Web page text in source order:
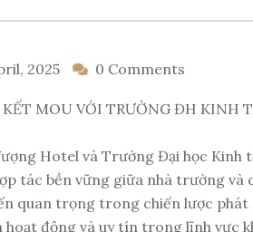
2025 0 Comments
MOU VỚI TRƯỜNG ĐH KINH
Hotel và Trường Đại học Kinh
tác bền vững giữa nhà trường
quan trọng trong chiến lược
hoạt động và uy tín trong lĩnh